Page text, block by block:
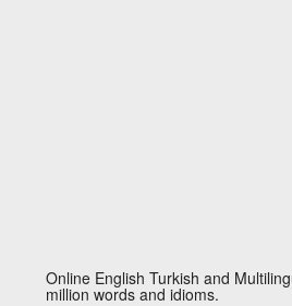
Online English Turkish and
million words and idioms.